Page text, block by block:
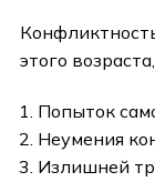
этого
Попыток
Неумения
Излишней